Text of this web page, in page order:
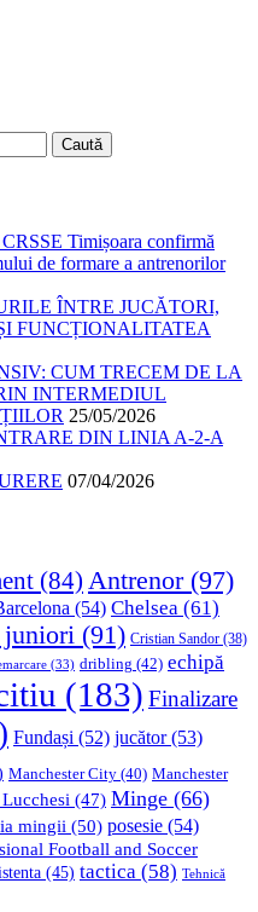
Timișoara confirmă
de formare a antrenorilor
ÎNTRE JUCĂTORI,
FUNCȚIONALITATEA
CUM TRECEM DE LA
INTERMEDIUL
25/05/2026
DIN LINIA A-2-A
07/04/2026
(84) Antrenor(97)
(54) Chelsea (61)
(91) Cristian Sandor (38)
(33) dribling (42) echipă
(183) Finalizare
Fundași (52) jucător(53)
Manchester City (40) Manchester
(47) Minge (66)
mingii (50) posesie (54)
Football and Soccer
(45) tactica (58) Tehnică